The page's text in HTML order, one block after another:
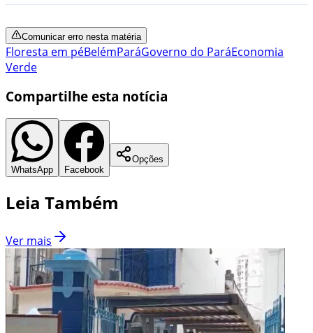
Comunicar erro nesta matéria
Floresta em péBelémParáGoverno do ParáEconomia
Verde
Compartilhe esta notícia
WhatsApp Facebook
Opções
Leia Também
Ver mais